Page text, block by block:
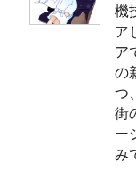
機
ア
ア
の
つ
街
ー
み